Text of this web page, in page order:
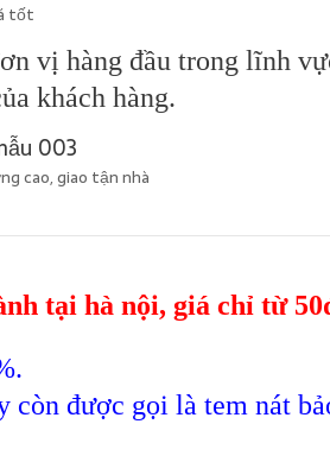
tốt
vị hàng đầu trong lĩnh
khách hàng.
cao, giao tận nhà
tại hà nội, giá chỉ từ
còn được gọi là tem nát